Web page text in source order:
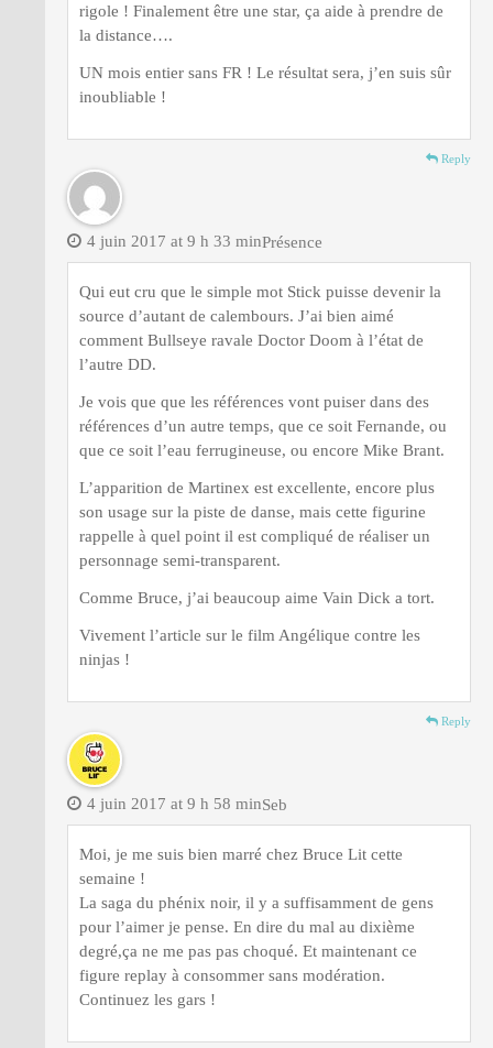
rigole ! Finalement être une star, ça aide à prendre de
la distance….
UN mois entier sans FR ! Le résultat sera, j’en suis sûr
inoubliable !
Reply
Présence
4 juin 2017 at 9 h 33 min
Qui eut cru que le simple mot Stick puisse devenir la
source d’autant de calembours. J’ai bien aimé
comment Bullseye ravale Doctor Doom à l’état de
l’autre DD.
Je vois que que les références vont puiser dans des
références d’un autre temps, que ce soit Fernande, ou
que ce soit l’eau ferrugineuse, ou encore Mike Brant.
L’apparition de Martinex est excellente, encore plus
son usage sur la piste de danse, mais cette figurine
rappelle à quel point il est compliqué de réaliser un
personnage semi-transparent.
Comme Bruce, j’ai beaucoup aime Vain Dick a tort.
Vivement l’article sur le film Angélique contre les
ninjas !
Reply
Seb
4 juin 2017 at 9 h 58 min
Moi, je me suis bien marré chez Bruce Lit cette
semaine !
La saga du phénix noir, il y a suffisamment de gens
pour l’aimer je pense. En dire du mal au dixième
degré,ça ne me pas pas choqué. Et maintenant ce
figure replay à consommer sans modération.
Continuez les gars !